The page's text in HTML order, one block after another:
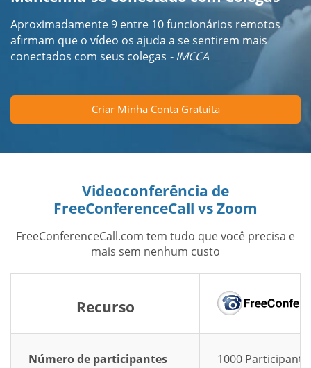
Aproximadamente 9 entre 10 funcionários remotos
afirmam que o vídeo os ajuda a se sentirem mais
conectados com seus colegas - IMCCA
Criar Minha Conta Gratuita
Videoconferência de
FreeConferenceCall vs Zoom
FreeConferenceCall.com tem tudo que você precisa e
mais sem nenhum custo
Recurso
Número de participantes 1000